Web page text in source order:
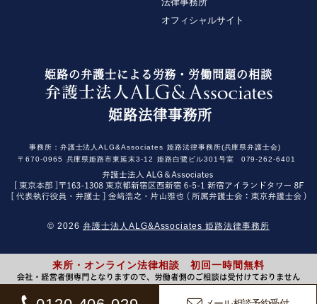
来所・オンライン法律相談 初回一時間無料
オフィシャルサイト
姫路の弁護士による労務・労働問題の相談
姫路法律事務所
事務所： 弁護士法人ALG&Associates 姫路法律事務所(兵庫県弁護士会)
〒670-0965
兵庫県姫路市東延末3-12 姫路白鷺ビル301号室 079-262-6401
© 2026 弁護士法人ALG&Associates 姫路法律事務所